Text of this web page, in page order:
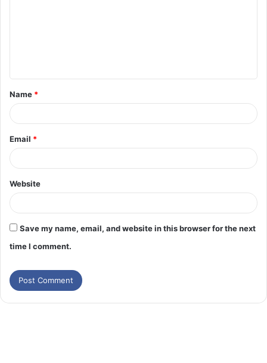
Name *
Email *
Website
Save my name, email, and website in this browser for the next
time I comment.